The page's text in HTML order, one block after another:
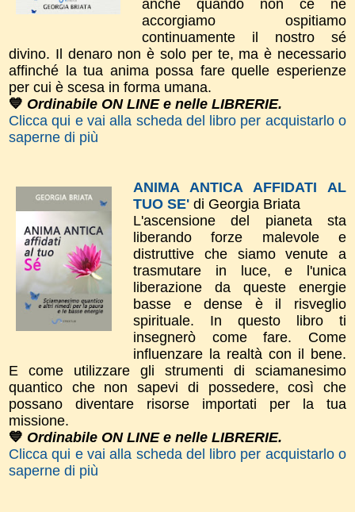
anche quando non ce ne
accorgiamo ospitiamo
continuamente il nostro sé
divino. Il denaro non è solo per te, ma è necessario
affinché la tua anima possa fare quelle esperienze
per cui è scesa in forma umana.
💙 Ordinabile ON LINE e nelle LIBRERIE.
Clicca qui e vai alla scheda del libro per acquistarlo o
saperne di più
ANIMA ANTICA AFFIDATI AL
TUO SE' di Georgia Briata
L'ascensione del pianeta sta
liberando forze malevole e
distruttive che siamo venute a
trasmutare in luce, e l'unica
liberazione da queste energie
basse e dense è il risveglio
spirituale. In questo libro ti
insegnerò come fare. Come
influenzare la realtà con il bene.
E come utilizzare gli strumenti di sciamanesimo
quantico che non sapevi di possedere, così che
possano diventare risorse importati per la tua
missione.
💙 Ordinabile ON LINE e nelle LIBRERIE.
Clicca qui e vai alla scheda del libro per acquistarlo o
saperne di più